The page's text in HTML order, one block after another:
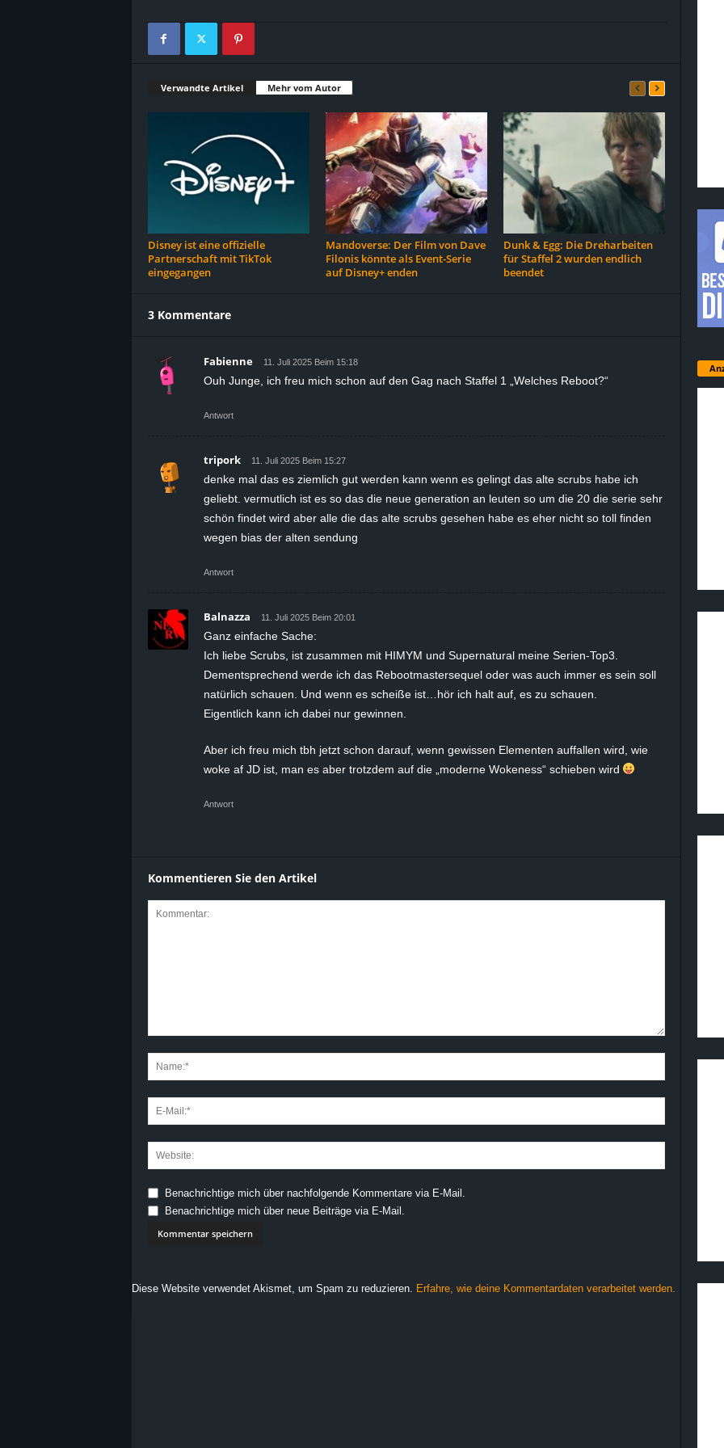
Verwandte Artikel Mehr vom Autor
Disney ist eine offizielle
Partnerschaft mit TikTok
eingegangen
Mandoverse: Der Film von Dave
Filonis könnte als Event-Serie
auf Disney+ enden
Dunk & Egg: Die Dreharbeiten
für Staffel 2 wurden endlich
beendet
3 Kommentare
Fabienne 11. Juli 2025 Beim 15:18
Ouh Junge, ich freu mich schon auf den Gag nach Staffel 1 „Welches Reboot?“
Antwort
tripork 11. Juli 2025 Beim 15:27
denke mal das es ziemlich gut werden kann wenn es gelingt das alte scrubs habe ich
geliebt. vermutlich ist es so das die neue generation an leuten so um die 20 die serie sehr
schön findet wird aber alle die das alte scrubs gesehen habe es eher nicht so toll finden
wegen bias der alten sendung
Antwort
Balnazza 11. Juli 2025 Beim 20:01
Ganz einfache Sache:
Ich liebe Scrubs, ist zusammen mit HIMYM und Supernatural meine Serien-Top3.
Dementsprechend werde ich das Rebootmastersequel oder was auch immer es sein soll
natürlich schauen. Und wenn es scheiße ist…hör ich halt auf, es zu schauen.
Eigentlich kann ich dabei nur gewinnen.
Aber ich freu mich tbh jetzt schon darauf, wenn gewissen Elementen auffallen wird, wie
woke af JD ist, man es aber trotzdem auf die „moderne Wokeness“ schieben wird
Antwort
Kommentieren Sie den Artikel
Benachrichtige mich über nachfolgende Kommentare via E-Mail.
Benachrichtige mich über neue Beiträge via E-Mail.
Diese Website verwendet Akismet, um Spam zu reduzieren. Erfahre, wie deine Kommentardaten verarbeitet werden.